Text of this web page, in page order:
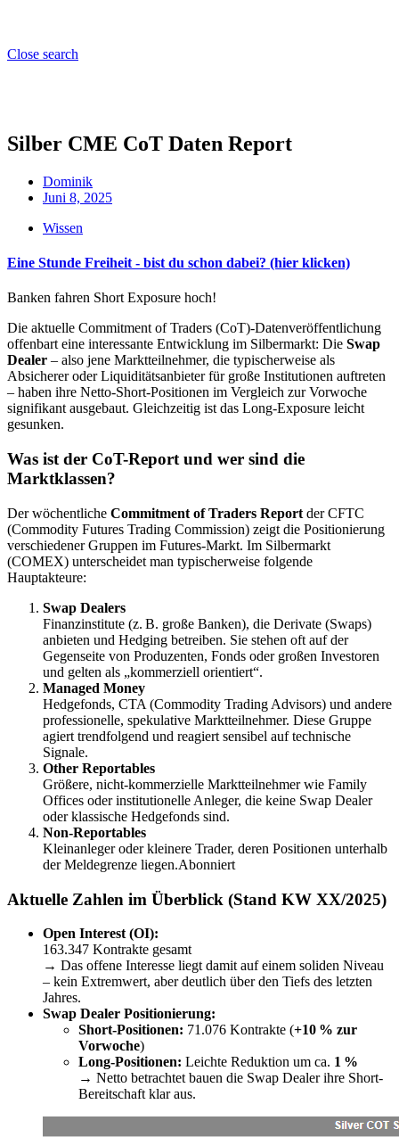
Close search
Silber CME CoT Daten Report
Dominik
Juni 8, 2025
Wissen
Eine Stunde Freiheit - bist du schon dabei? (hier klicken)
Banken fahren Short Exposure hoch!
Die aktuelle Commitment of Traders (CoT)-Datenveröffentlichung
offenbart eine interessante Entwicklung im Silbermarkt: Die Swap
Dealer – also jene Marktteilnehmer, die typischerweise als
Absicherer oder Liquiditätsanbieter für große Institutionen auftreten
– haben ihre Netto-Short-Positionen im Vergleich zur Vorwoche
signifikant ausgebaut. Gleichzeitig ist das Long-Exposure leicht
gesunken.
Was ist der CoT-Report und wer sind die
Marktklassen?
Der wöchentliche Commitment of Traders Report der CFTC
(Commodity Futures Trading Commission) zeigt die Positionierung
verschiedener Gruppen im Futures-Markt. Im Silbermarkt
(COMEX) unterscheidet man typischerweise folgende
Hauptakteure:
Swap Dealers
Finanzinstitute (z. B. große Banken), die Derivate (Swaps)
anbieten und Hedging betreiben. Sie stehen oft auf der
Gegenseite von Produzenten, Fonds oder großen Investoren
und gelten als „kommerziell orientiert“.
Managed Money
Hedgefonds, CTA (Commodity Trading Advisors) und andere
professionelle, spekulative Marktteilnehmer. Diese Gruppe
agiert trendfolgend und reagiert sensibel auf technische
Signale.
Other Reportables
Größere, nicht-kommerzielle Marktteilnehmer wie Family
Offices oder institutionelle Anleger, die keine Swap Dealer
oder klassische Hedgefonds sind.
Non-Reportables
Kleinanleger oder kleinere Trader, deren Positionen unterhalb
der Meldegrenze liegen.Abonniert
Aktuelle Zahlen im Überblick (Stand KW XX/2025)
Open Interest (OI):
163.347 Kontrakte gesamt
→ Das offene Interesse liegt damit auf einem soliden Niveau
– kein Extremwert, aber deutlich über den Tiefs des letzten
Jahres.
Swap Dealer Positionierung:
Short-Positionen: 71.076 Kontrakte (+10 % zur
Vorwoche)
Long-Positionen: Leichte Reduktion um ca. 1 %
→ Netto betrachtet bauen die Swap Dealer ihre Short-
Bereitschaft klar aus.